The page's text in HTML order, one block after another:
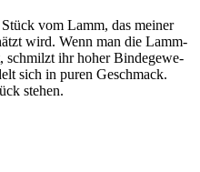
vom Lamm, das mei­ner
wird. Wenn man die Lamm­
schmilzt ihr hoher Bin­de­ge­we­
sich in puren Geschmack.
ste­hen.